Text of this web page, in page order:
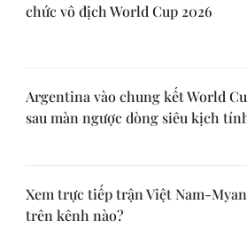
chức vô địch World Cup 2026
Argentina vào chung kết World
sau màn ngược dòng siêu kịch
Xem trực tiếp trận Việt Nam-
trên kênh nào?